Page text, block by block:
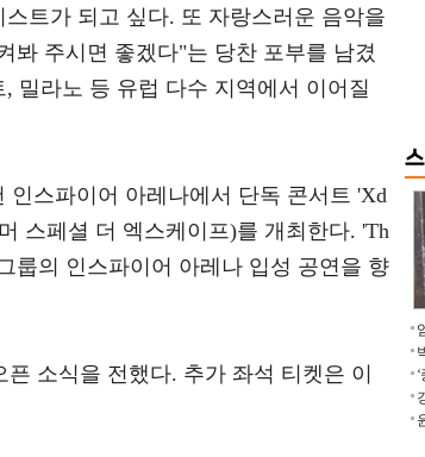
트가 되고 싶다. 또 자랑스러운 음악을
봐 주시면 좋겠다"는 당찬 포부를 남겼
밀라노 등 유럽 다수 지역에서 이어질
인스파이어 아레나에서 단독 콘서트 'Xd
머 스페셜 더 엑스케이프)를 개최한다. 'Th
룹의 인스파이어 아레나 입성 공연을 향
소식을 전했다. 추가 좌석 티켓은 이